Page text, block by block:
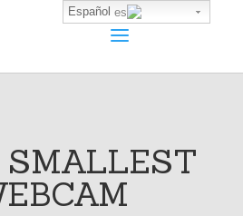
SMALLEST
Español